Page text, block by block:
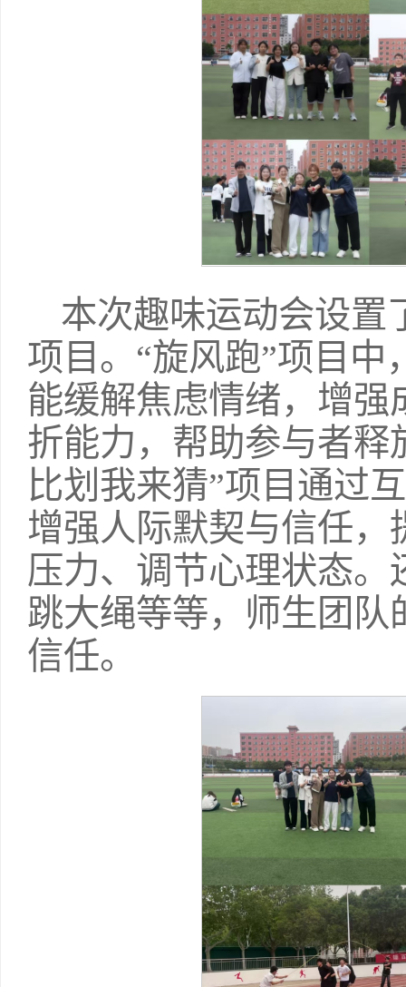
本次趣味运动会设置
项目。“旋风跑”项目
能缓解焦虑情绪，增
折能力，帮助参与者释
比划我来猜”项目通过
增强人际默契与信任
压力、调节心理状态。
跳大绳等等，师生团
信任。